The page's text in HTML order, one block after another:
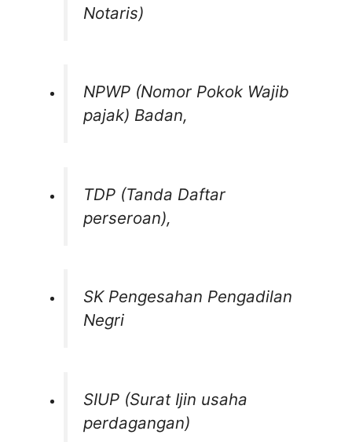
Notaris)
NPWP (Nomor Pokok Wajib
pajak) Badan,
TDP (Tanda Daftar
perseroan),
SK Pengesahan Pengadilan
Negri
SIUP (Surat Ijin usaha
perdagangan)